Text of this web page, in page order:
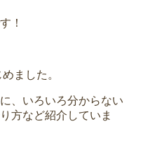
！
ました。
、いろいろ分からない
方など紹介していま